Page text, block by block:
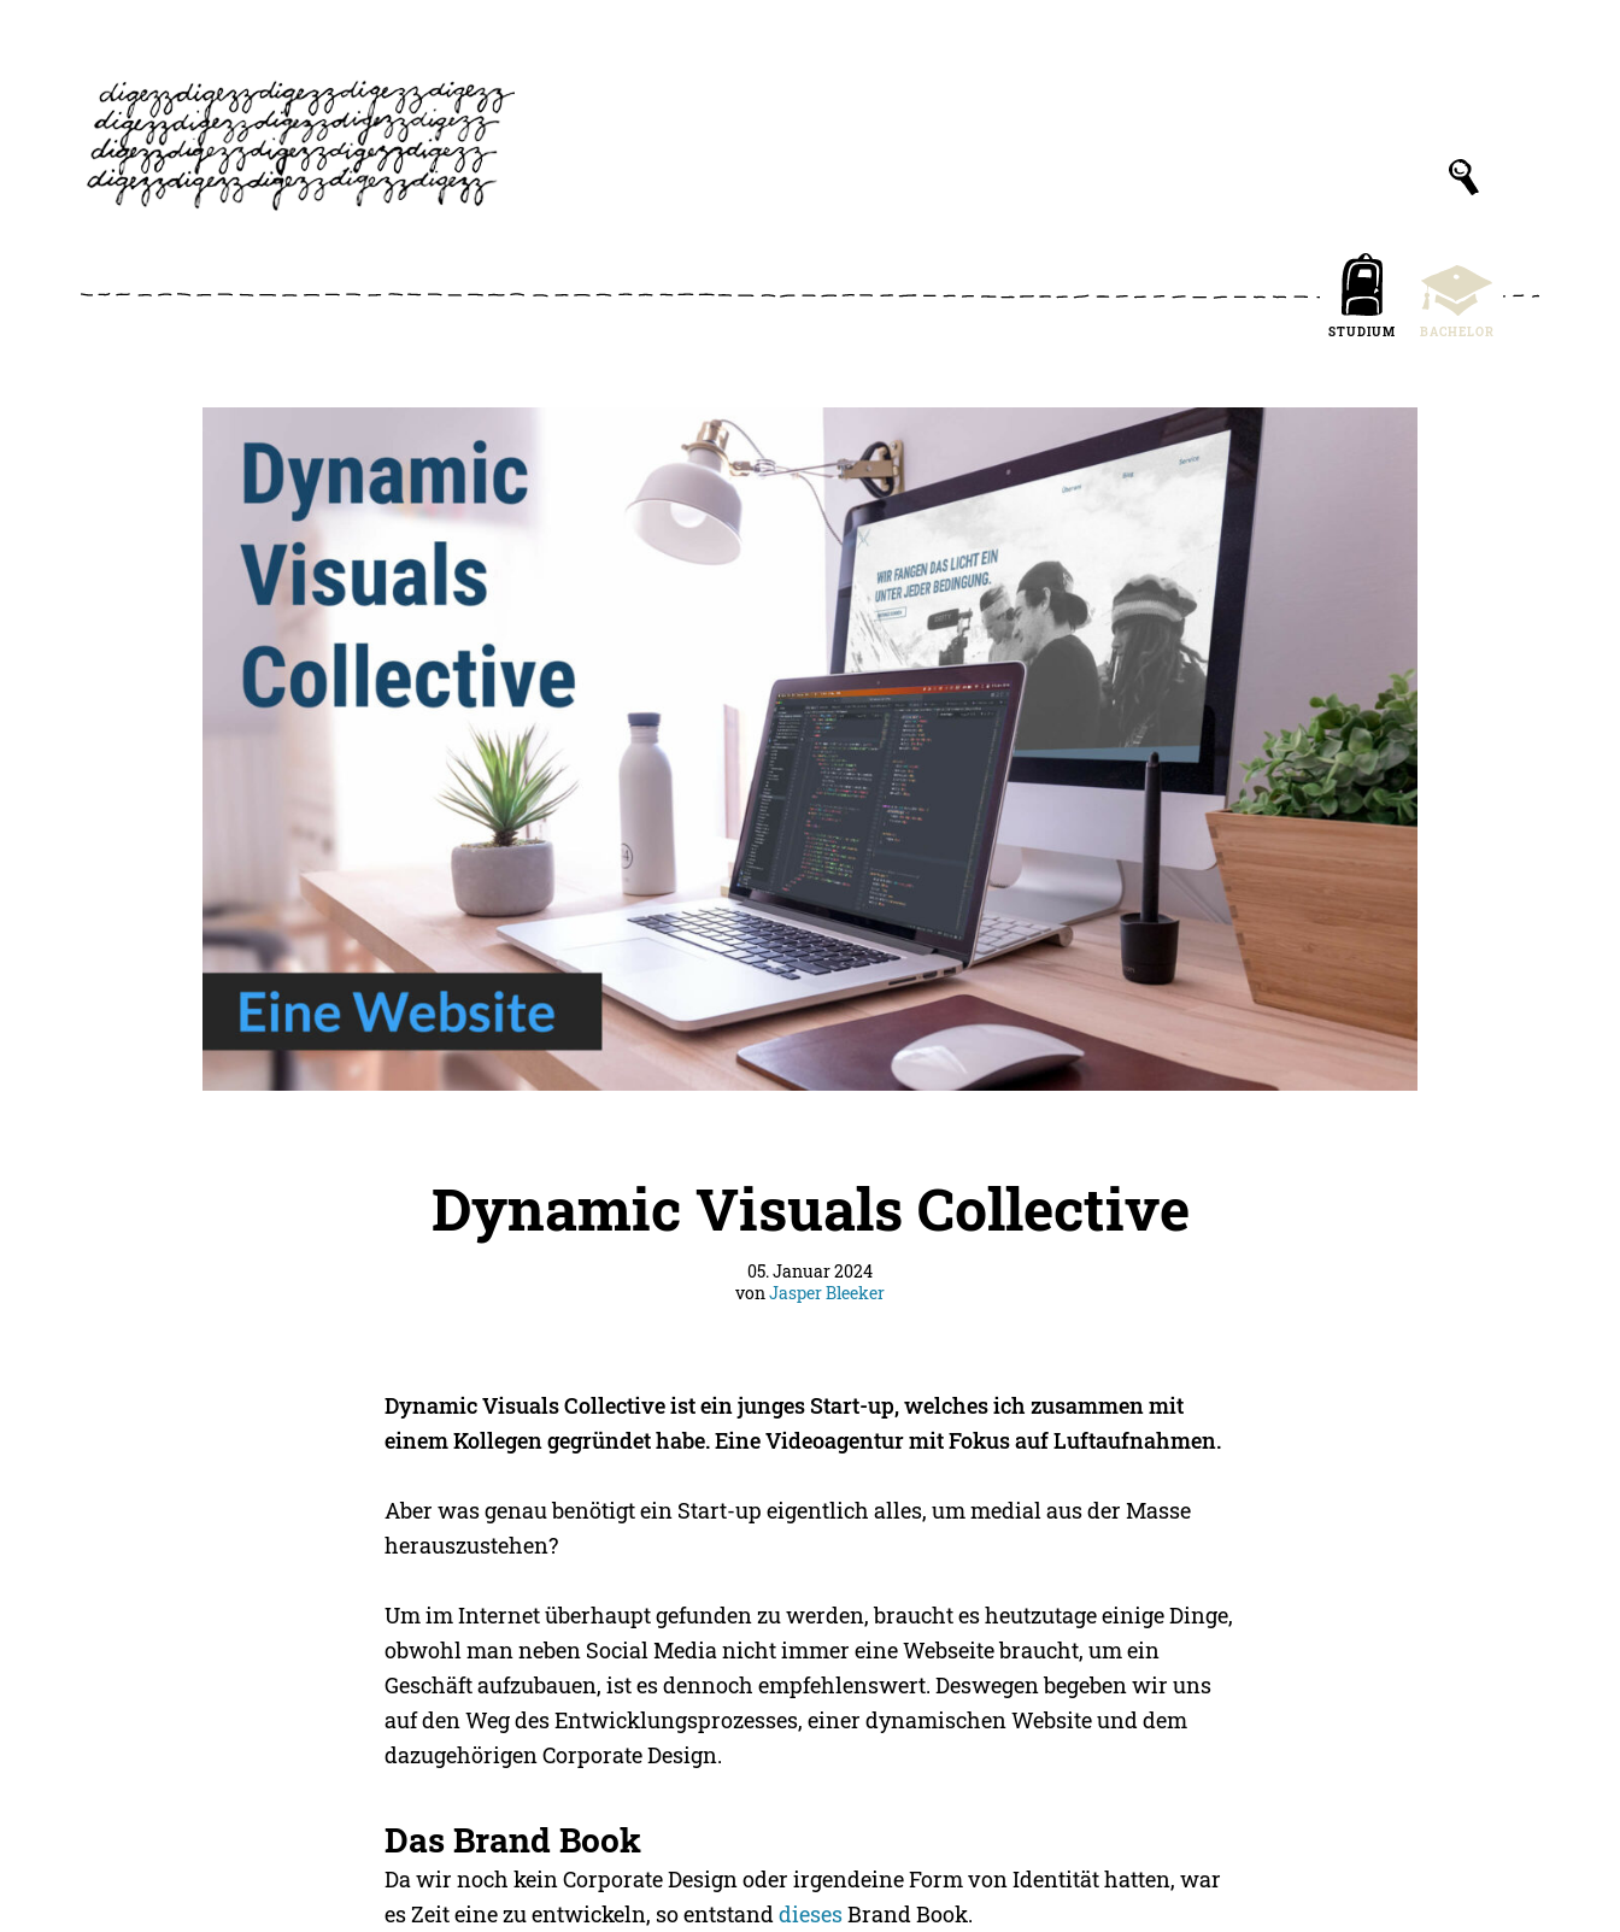
STUDIUM BACHELOR
Dynamic Visuals Collective
05. Januar 2024
vonJasper Bleeker
Dynamic Visuals Collective ist ein junges Start-up, welches ich zusammen mit
einem Kollegen gegründet habe. Eine Videoagentur mit Fokus auf Luftaufnahmen.
Aber was genau benötigt ein Start-up eigentlich alles, um medial aus der Masse
herauszustehen?
Um im Internet überhaupt gefunden zu werden, braucht es heutzutage einige Dinge,
obwohl man neben Social Media nicht immer eine Webseite braucht, um ein
Geschäft aufzubauen, ist es dennoch empfehlenswert. Deswegen begeben wir uns
auf den Weg des Entwicklungsprozesses, einer dynamischen Website und dem
dazugehörigen Corporate Design.
Das Brand Book
Da wir noch kein Corporate Design oder irgendeine Form von Identität hatten, war
es Zeit eine zu entwickeln, so entstanddiesesBrand Book.